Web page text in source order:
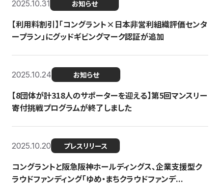
2025.10.31 お知らせ
【利用料割引】「コングラント×日本非営利組織評価センタ
ープラン」にグッドギビングマーク認証が追加
2025.10.24 お知らせ
【8団体が計318人のサポーターを迎える】​​第5回マンスリー
寄付挑戦プログラムが終了しました
2025.10.20 プレスリリース
コングラントと阪急阪神ホールディングス、企業支援型ク
ラウドファンディング「ゆめ・まちクラウドファンデ...